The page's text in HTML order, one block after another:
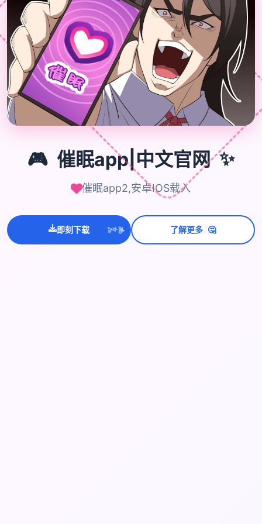
🎮
🎮 催眠app|中文官网 ✨
催眠app2,安卓IOS载入
即刻下载 ✨⭐💫 了解更多 🤔